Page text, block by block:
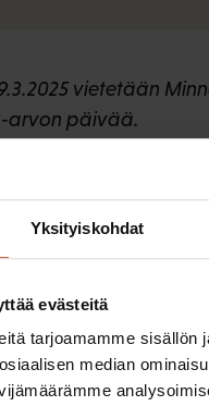
Yksityiskohdat
evästeitä
tarjoamamme sisällön
median
vietetään
arvon päivää.
SISÄLTÖÄ: